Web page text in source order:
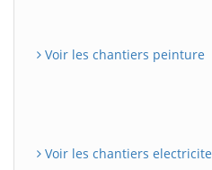
Voir les chantiers peinture
Voir les chantiers electricite